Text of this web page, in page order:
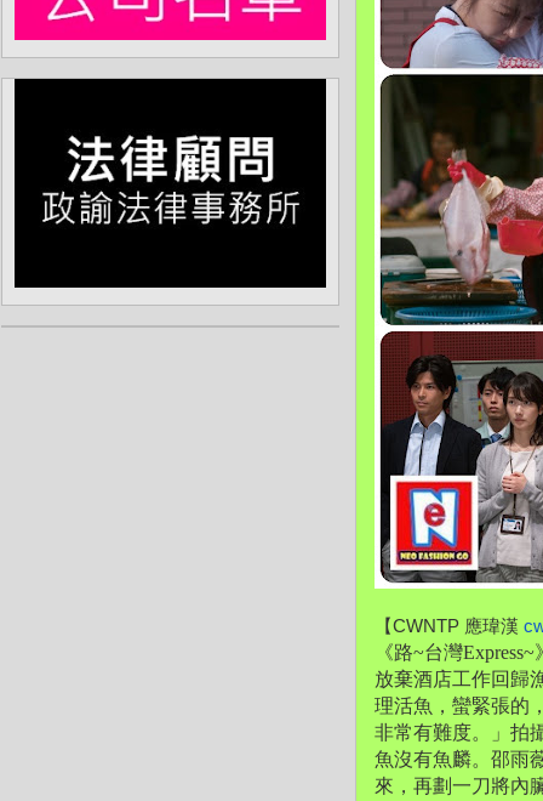
【CWNTP 應瑋漢
《路~台灣Express~
放棄酒店工作回歸
理活魚， 蠻緊張的
非常有難度。」 拍
魚沒有魚麟。邵雨
來，再劃一刀將內